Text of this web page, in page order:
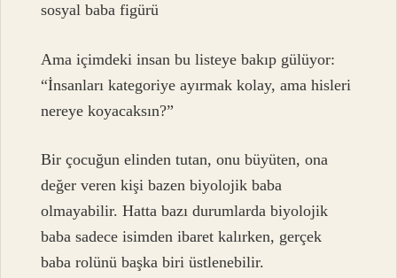
sosyal baba figürü
Ama içimdeki insan bu listeye bakıp gülüyor:
“İnsanları kategoriye ayırmak kolay, ama hisleri
nereye koyacaksın?”
Bir çocuğun elinden tutan, onu büyüten, ona
değer veren kişi bazen biyolojik baba
olmayabilir. Hatta bazı durumlarda biyolojik
baba sadece isimden ibaret kalırken, gerçek
baba rolünü başka biri üstlenebilir.